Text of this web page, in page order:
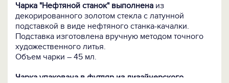
Чарка "Нефтяной станок" выполнена из
декорированного золотом стекла с латунной
подставкой в виде нефтяного станка-качалки.
Подставка изготовлена вручную методом точного
художественного литья.
Объем чарки – 45 мл.
Чарка упакована в футляр из дизайнерского